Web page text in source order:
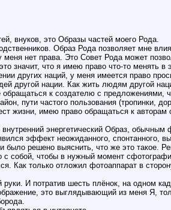
внуков, это Образы частей моего Рода.
Образ Рода позволяет мне
нет права. Это Совет Рода может
значит, что я имею право что-то
других наций, у меня имеется право
другой нации. Как жить людям другой
к создателю с предложениями,
пути частого пользования (тропинки,
жизни, имею право обращаться к
энергетический Образ,
эффект неожиданного,
было решено выяснить, что же это такое.
собой, чтобы в нужный момент
Как только отложил фотоаппарат в
И потратив шесть плёнок, на одном
это выглядывающий из меня Я,